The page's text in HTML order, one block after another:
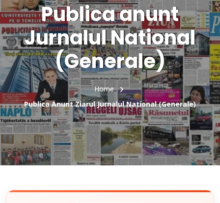
Publica anunt
Jurnalul National
(Generale)
Home
Publica Anunt Ziarul Jurnalul National (Generale)